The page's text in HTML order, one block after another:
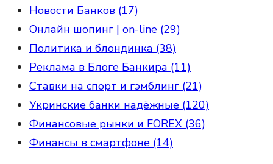
Новости Банков (17)
Онлайн шопинг | on-line (29)
Политика и блондинка (38)
Реклама в Блоге Банкира (11)
Ставки на спорт и гэмблинг (21)
Укринские банки надёжные (120)
Финансовые рынки и FOREX (36)
Финансы в смартфоне (14)